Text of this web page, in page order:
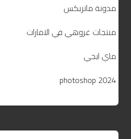
مدونة ماتريكس
منتجات غروهي في الامارات
ماي ايجي
photoshop 2024